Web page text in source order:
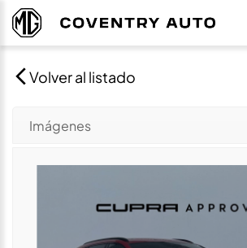
Volver al listado
Imágenes